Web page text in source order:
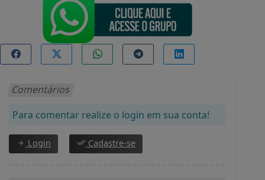
Comentários
Para comentar realize o login em sua conta!
Login Cadastre-se